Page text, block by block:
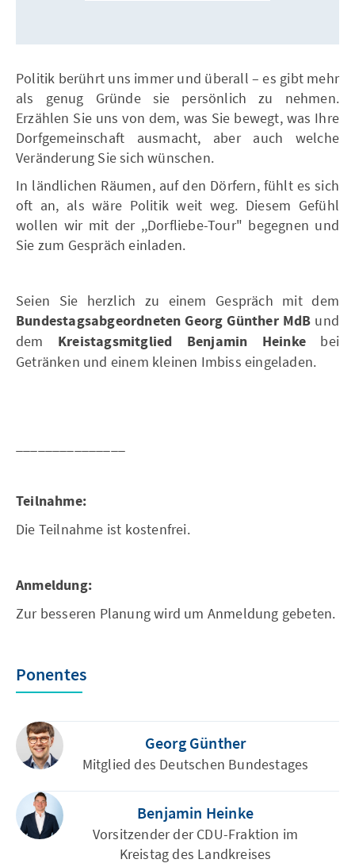
Politik berührt uns immer und überall – es gibt mehr
als genug Gründe sie persönlich zu nehmen.
Erzählen Sie uns von dem, was Sie bewegt, was Ihre
Dorfgemeinschaft ausmacht, aber auch welche
Veränderung Sie sich wünschen.
In ländlichen Räumen, auf den Dörfern, fühlt es sich
oft an, als wäre Politik weit weg. Diesem Gefühl
wollen wir mit der ,,Dorfliebe-Tour" begegnen und
Sie zum Gespräch einladen.
Seien Sie herzlich zu einem Gespräch mit dem
Bundestagsabgeordneten Georg Günther MdB und
dem Kreistagsmitglied Benjamin Heinkebei
Getränken und einem kleinen Imbiss eingeladen.
Teilnahme:
Die Teilnahme ist kostenfrei.
Anmeldung:
Zur besseren Planung wird um Anmeldung gebeten.
Ponentes
Georg Günther
Mitglied des Deutschen Bundestages
Benjamin Heinke
Vorsitzender der CDU-Fraktion im
Kreistag des Landkreises